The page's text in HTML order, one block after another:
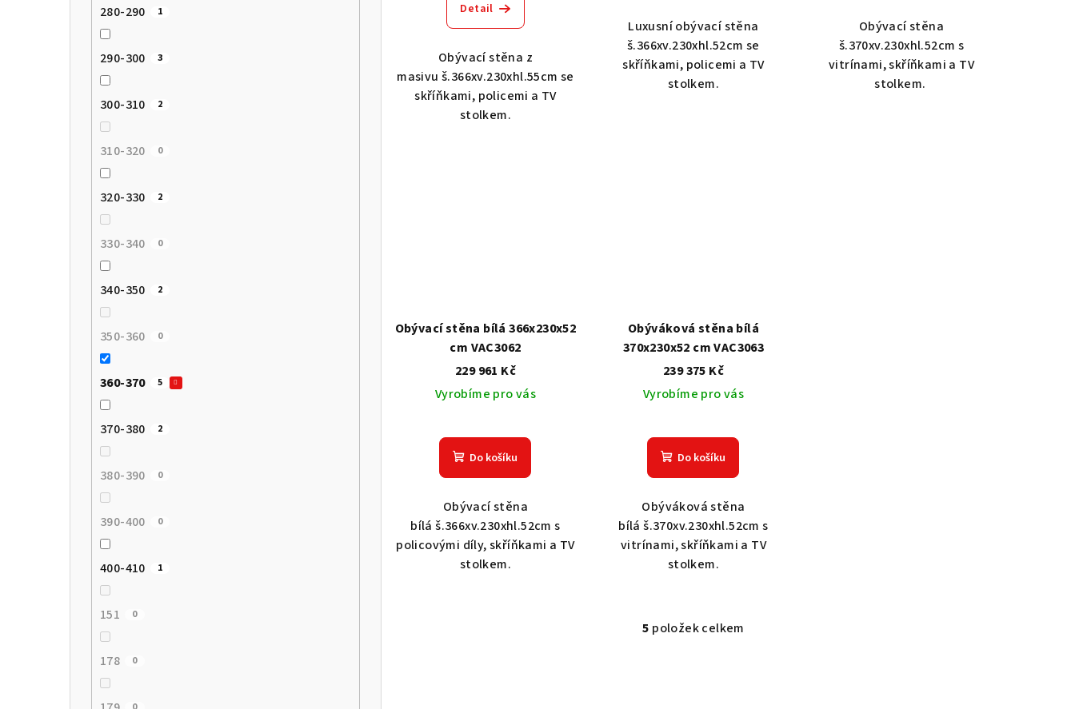
280-290 1
290-300 3
300-310 2
310-320 0
320-330 2
330-340 0
340-350 2
350-360 0
360-370 5
370-380 2
380-390 0
390-400 0
400-410 1
151 0
178 0
Detail
Obývací stěna z
masivu š.366xv.230xhl.55cm se
skříňkami, policemi a TV
stolkem.
Luxusní obývací stěna
š.366xv.230xhl.52cm se
skříňkami, policemi a TV
stolkem.
Obývací stěna
š.370xv.230xhl.52cm s
vitrínami, skříňkami a TV
stolkem.
Obývací stěna bílá 366x230x52
cm VAC3062
229 961 Kč
Vyrobíme pro vás
Do košíku
Obývací stěna
bílá š.366xv.230xhl.52cm s
policovými díly, skříňkami a TV
stolkem.
Obýváková stěna bílá
370x230x52 cm VAC3063
239 375 Kč
Vyrobíme pro vás
Do košíku
Obýváková stěna
bílá š.370xv.230xhl.52cm s
vitrínami, skříňkami a TV
stolkem.
O
5 položek celkem